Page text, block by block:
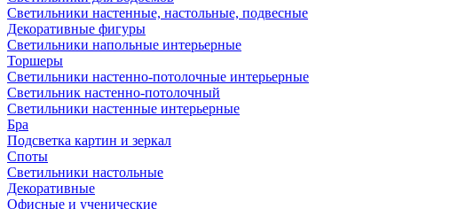
Светильники настенные, настольные, подвесные
Декоративные фигуры
Светильники напольные интерьерные
Торшеры
Светильники настенно-потолочные интерьерные
Светильник настенно-потолочный
Светильники настенные интерьерные
Бра
Подсветка картин и зеркал
Споты
Светильники настольные
Декоративные
Офисные и ученические